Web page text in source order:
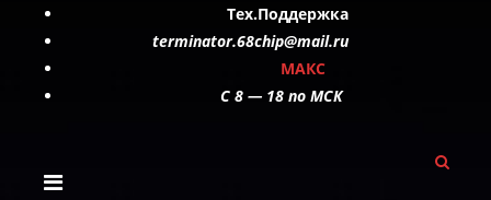
Тех.Поддержка
terminator.68chip@mail.ru
МАКС
C 8 — 18 по МСК